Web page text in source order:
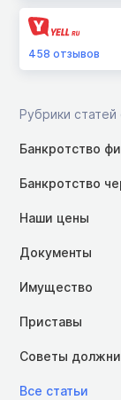
458 отзывов
Рубрики
Банкротство
Банкротство
Наши цены
Документы
Имущество
Приставы
Советы
Все статьи